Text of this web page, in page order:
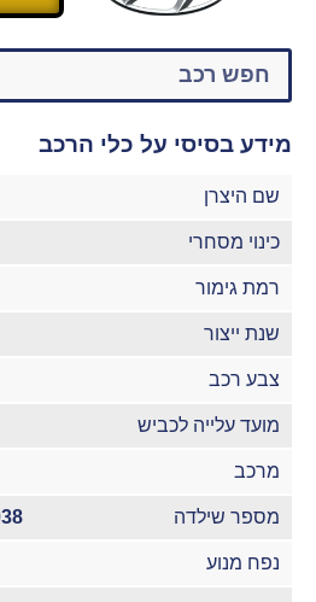
מידע בסיסי על כלי הרכב
שם היצרן
כינוי מסחרי
רמת גימור
שנת ייצור
צבע רכב
מועד עלייה לכביש
מרכב
מספר שילדה
נפח מנוע